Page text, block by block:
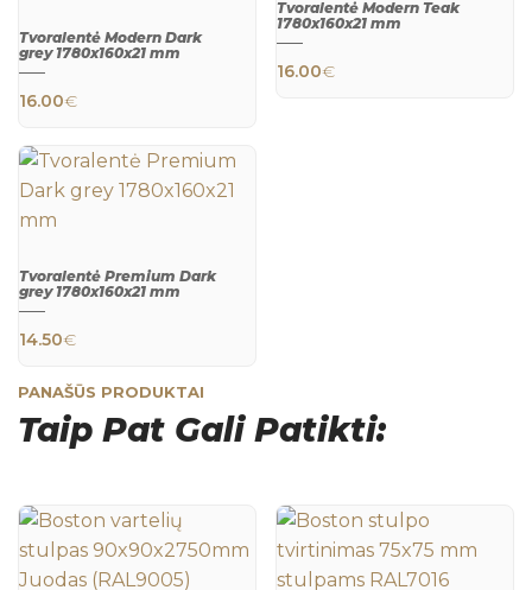
Tvoralentė Modern Dark
grey 1780x160x21 mm
16.00€
Tvoralentė Modern Teak
1780x160x21 mm
16.00€
Tvoralentė Premium Dark
grey 1780x160x21 mm
14.50€
PANAŠŪS PRODUKTAI
Taip Pat Gali Patikti: